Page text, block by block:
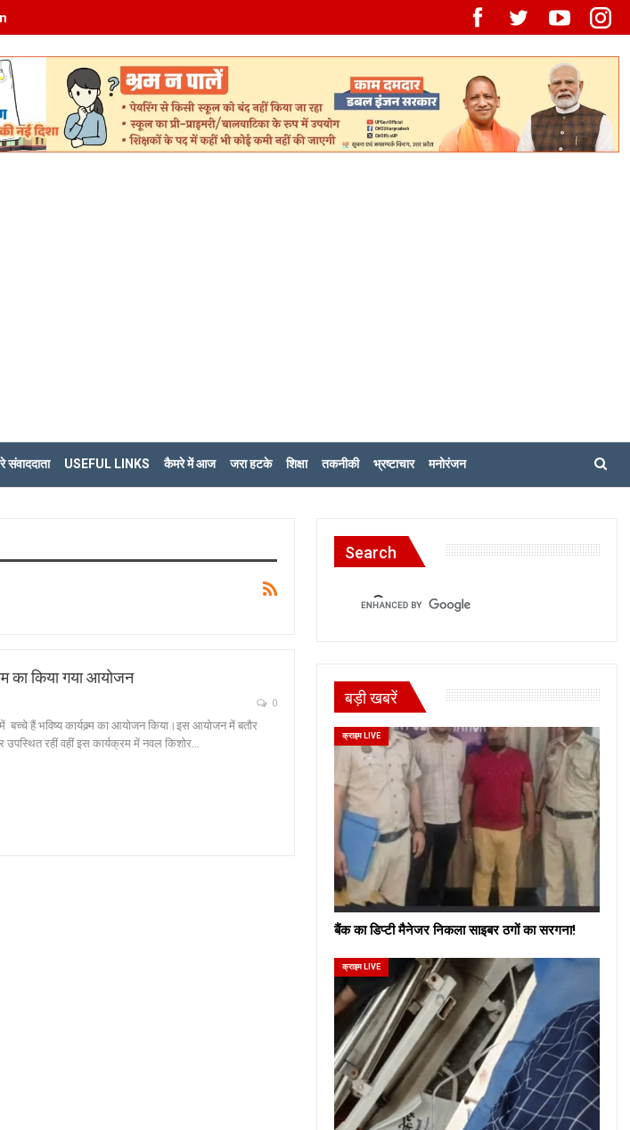
संवाददाता USEFUL LINKS कैमरे में आज जरा हटके शिक्षा तकनीकी भ्रष्टाचार मनोरंजन
का किया गया आयोजन
0
बच्चे हैं भविष्य कार्यक्र्म का आयोजन किया।इस आयोजन में बतौर
उपस्थित रहीं वहीं इस कार्यक्रम में नवल किशोर…
Search
बड़ी खबरें
क्राइम LIVE
बैंक का डिप्टी मैनेजर निकला साइबर ठगों का सरगना!
क्राइम LIVE